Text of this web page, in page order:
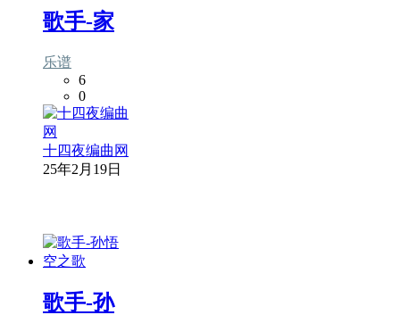
歌手-家
乐谱
6
0
十四夜编曲网
25年2月19日
歌手-孙